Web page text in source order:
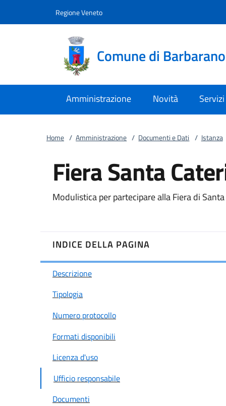
Regione Veneto
Comune di
Amministrazione Novità Servizi
Home / Amministrazione / Documenti e Dati / Istanza
Fiera Santa
Modulistica per partecipare alla Fiera di
INDICE DELLA PAGINA
Descrizione
Tipologia
Numero protocollo
Formati disponibili
Licenza d'uso
Ufficio responsabile
Documenti